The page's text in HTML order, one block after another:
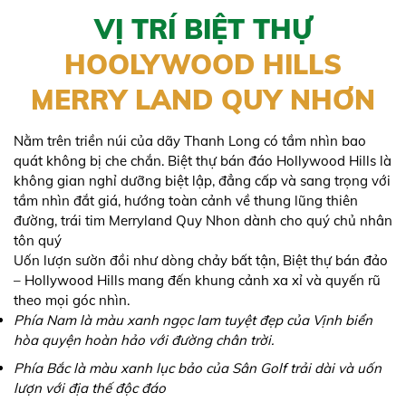
VỊ TRÍ BIỆT THỰ
HOOLYWOOD HILLS
MERRY LAND QUY NHƠN
Nằm trên triền núi của dãy Thanh Long có tầm nhìn bao
quát không bị che chắn. Biệt thự bán đáo Hollywood Hills là
không gian nghỉ dưỡng biệt lập, đẳng cấp và sang trọng với
tầm nhìn đắt giá, hướng toàn cảnh về thung lũng thiên
đường, trái tim Merryland Quy Nhon dành cho quý chủ nhân
tôn quý
Uốn lượn sườn đồi như dòng chảy bất tận, Biệt thự bán đảo
– Hollywood Hills mang đến khung cảnh xa xỉ và quyến rũ
theo mọi góc nhìn.
Phía Nam là màu xanh ngọc lam tuyệt đẹp của Vịnh biển
hòa quyện hoàn hảo với đường chân trời.
Phía Bắc là màu xanh lục bảo của Sân Golf trải dài và uốn
lượn với địa thế độc đáo